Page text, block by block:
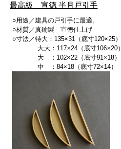
最高級 宣徳 半月戸引手
○用途／建具の戸引手に最適。
○材質／真鍮製 宣徳仕上げ
○寸法／特大：135×31（底寸120×25）
大大：117×24（底寸106×20）
大 ：102×22（底寸91×18）
中 ：84×18（底寸72×14）